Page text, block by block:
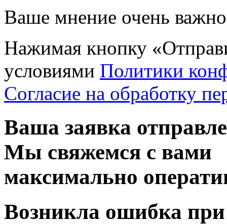
Ваше мнение очень
Нажимая кнопку
условиями Политики
Согласие на обработку
Ваша заявка
Мы свяжемся с вами
максимально
Возникла ошибка при